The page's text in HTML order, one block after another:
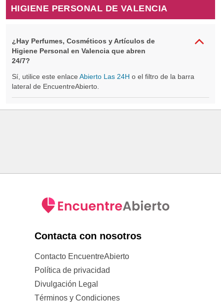
HIGIENE PERSONAL DE VALENCIA
¿Hay Perfumes, Cosméticos y Artículos de
Higiene Personal en Valencia que abren
24/7?
Sí, utilice este enlace Abierto Las 24H o el filtro de la barra
lateral de EncuentreAbierto.
Contacta con nosotros
Contacto EncuentreAbierto
Política de privacidad
Divulgación Legal
Términos y Condiciones